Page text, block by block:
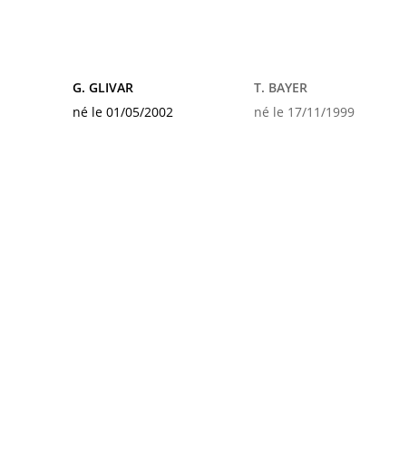
G. GLIVAR
né le 01/05/2002
T. BAYER
né le 17/11/1999